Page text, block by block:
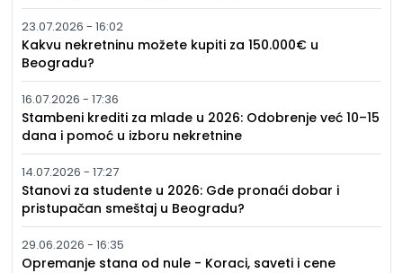
23.07.2026 - 16:02
Kakvu nekretninu možete kupiti za 150.000€ u
Beogradu?
16.07.2026 - 17:36
Stambeni krediti za mlade u 2026: Odobrenje već 10–15
dana i pomoć u izboru nekretnine
14.07.2026 - 17:27
Stanovi za studente u 2026: Gde pronaći dobar i
pristupačan smeštaj u Beogradu?
29.06.2026 - 16:35
Opremanje stana od nule - Koraci, saveti i cene